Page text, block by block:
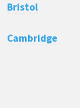
Bristol
Cambridge